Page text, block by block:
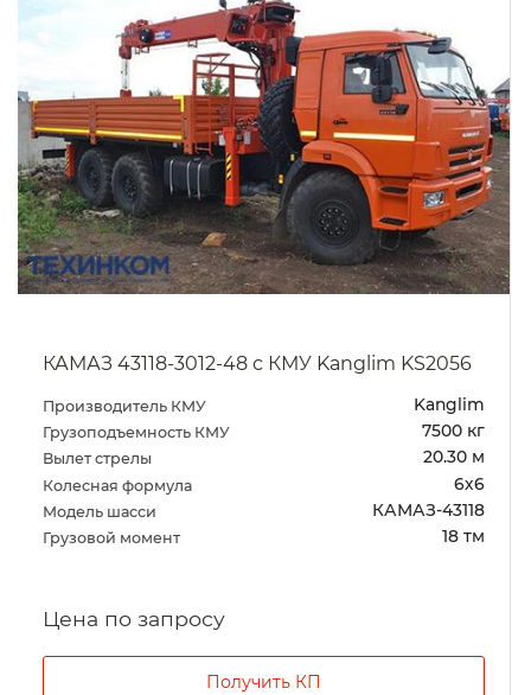
КАМАЗ 43118-3012-48 с КМУ Kanglim KS2056
Производитель КМУ Kanglim
Грузоподъемность КМУ 7500 кг
Вылет стрелы 20.30 м
Колесная формула 6х6
Модель шасси КАМАЗ-43118
Грузовой момент 18 тм
Цена по запросу
Получить КП